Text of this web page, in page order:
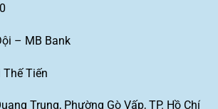
– MB Bank
Thế Tiến
Trung, Phường Gò Vấp, TP. Hồ Chí